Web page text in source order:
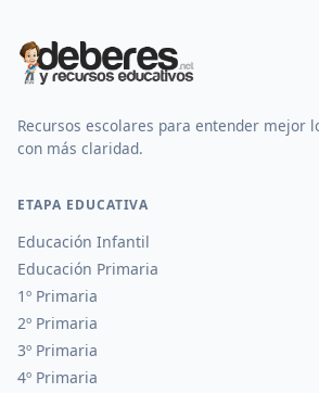
Recursos escolares para entender mejor
con más claridad.
ETAPA EDUCATIVA
Educación Infantil
Educación Primaria
1º Primaria
2º Primaria
3º Primaria
4º Primaria